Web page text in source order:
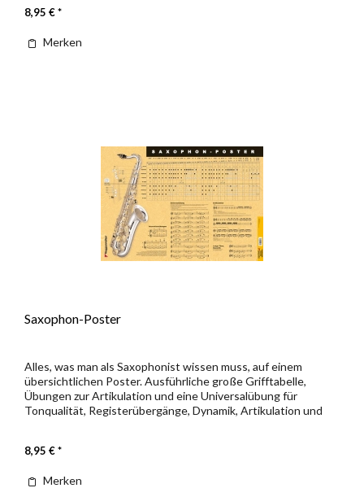
8,95 € *
Merken
Saxophon-Poster
Alles, was man als Saxophonist wissen muss, auf einem
übersichtlichen Poster. Ausführliche große Grifftabelle,
Übungen zur Artikulation und eine Universalübung für
Tonqualität, Registerübergänge, Dynamik, Artikulation und
8,95 € *
Merken